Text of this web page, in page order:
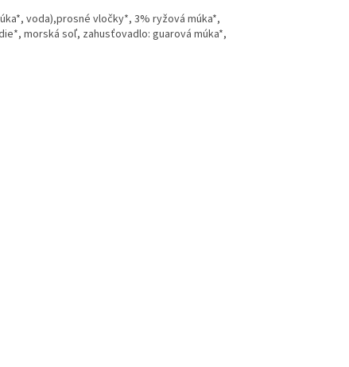
voda),prosné vločky*, 3% ryžová múka*,
morská soľ, zahusťovadlo: guarová múka*,